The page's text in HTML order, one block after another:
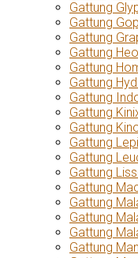
Gattung
Gattung
Gattung
Gattung
Gattung
Gattung
Gattung
Gattung
Gattung
Gattung
Gattung
Gattung
Gattung
Gattung
Gattung
Gattung
Gattung